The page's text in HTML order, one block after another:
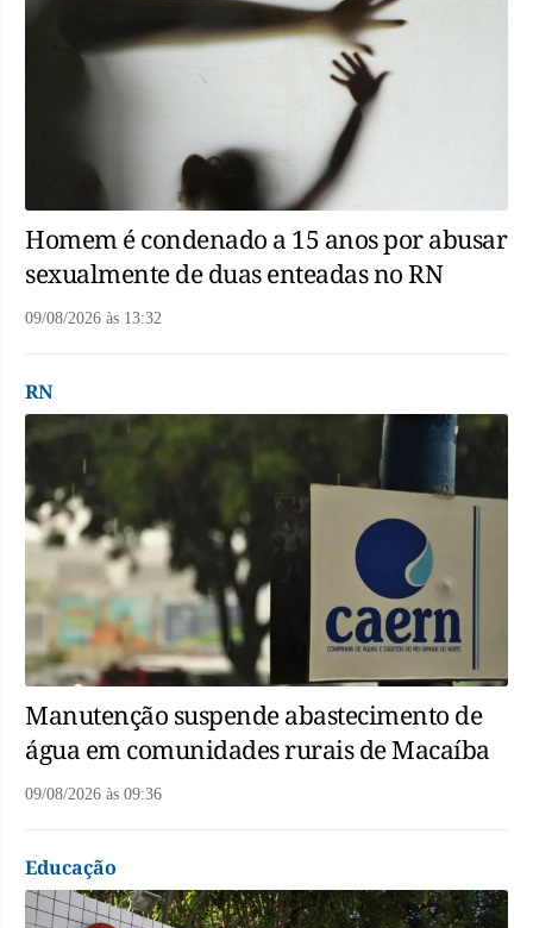
Homem é condenado a 15 anos por abusar
sexualmente de duas enteadas no RN
09/08/2026 às 13:32
RN
Manutenção suspende abastecimento de
água em comunidades rurais de Macaíba
09/08/2026 às 09:36
Educação